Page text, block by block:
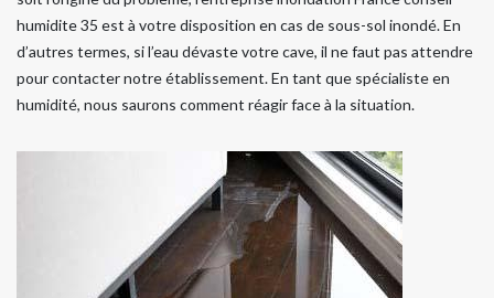
humidite 35 est à votre disposition en cas de sous-sol inondé. En
d’autres termes, si l’eau dévaste votre cave, il ne faut pas attendre
pour contacter notre établissement. En tant que spécialiste en
humidité, nous saurons comment réagir face à la situation.